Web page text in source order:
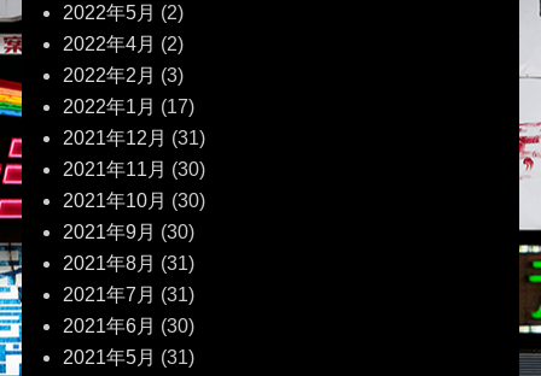
2022年5月 (2)
2022年4月 (2)
2022年2月 (3)
2022年1月 (17)
2021年12月 (31)
2021年11月 (30)
2021年10月 (30)
2021年9月 (30)
2021年8月 (31)
2021年7月 (31)
2021年6月 (30)
2021年5月 (31)